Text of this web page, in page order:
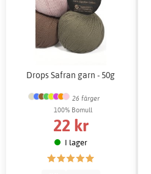
Drops Safran garn - 50g
26 färger
100% Bomull
22 kr
I lager